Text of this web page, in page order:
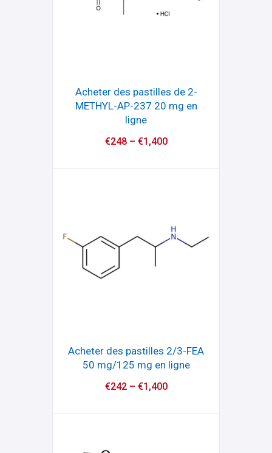
Acheter des pastilles de 2-
METHYL-AP-237 20 mg en
ligne
€248– €1,400
Acheter des pastilles 2/3-FEA
50 mg/125 mg en ligne
€242– €1,400